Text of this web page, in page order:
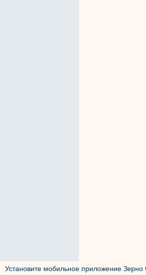
Установите мобильное приложение